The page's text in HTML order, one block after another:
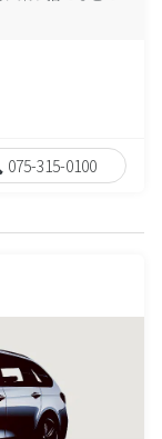
075-315-0100